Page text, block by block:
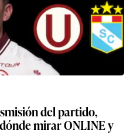
del partido,
mirar ONLINE y